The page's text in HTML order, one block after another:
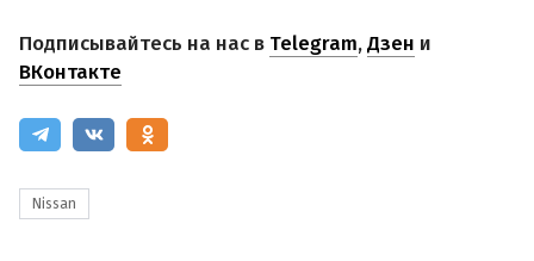
Подписывайтесь на нас в Telegram,Дзен и
ВКонтакте
Nissan